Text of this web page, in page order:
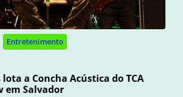
Entretenimento
lota a Concha Acústica do TCA
em Salvador